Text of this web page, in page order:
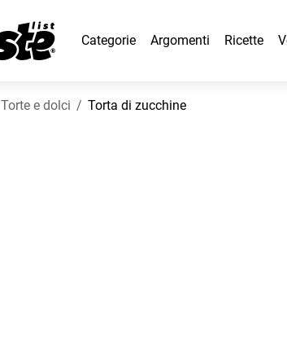
Categorie Argomenti Ricette
Torte e dolci Torta di zucchine